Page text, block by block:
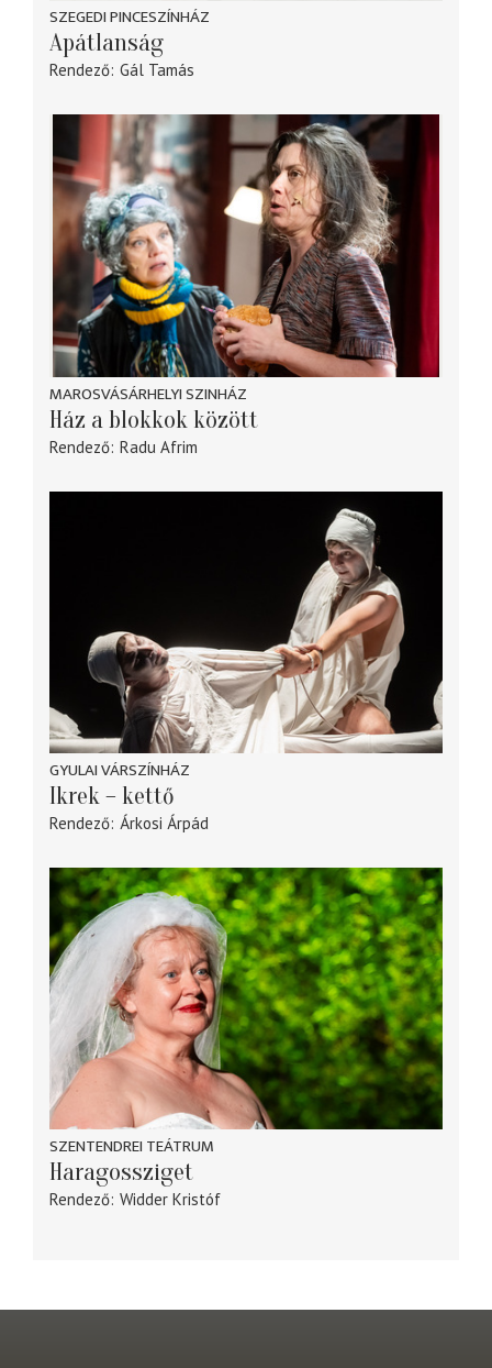
SZEGEDI PINCESZÍNHÁZ
Apátlanság
Rendező Gál Tamás
MAROSVÁSÁRHELYI SZINHÁZ
Ház a blokkok között
Rendező Radu Afrim
GYULAI VÁRSZÍNHÁZ
Ikrek – kettő
Rendező Árkosi Árpád
SZENTENDREI TEÁTRUM
Haragossziget
Rendező Widder Kristóf